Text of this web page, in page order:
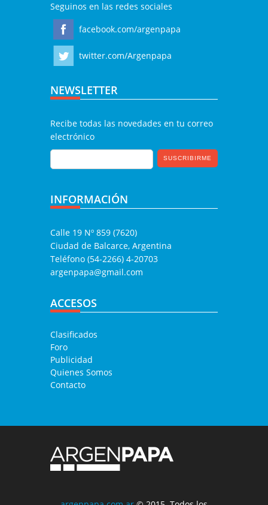
Seguinos en las redes sociales
facebook.com/argenpapa
twitter.com/Argenpapa
NEWSLETTER
Recibe todas las novedades en tu correo
electrónico
INFORMACIÓN
Calle 19 Nº 859 (7620)
Ciudad de Balcarce, Argentina
Teléfono (54-2266) 4-20703
argenpapa@gmail.com
ACCESOS
Clasificados
Foro
Publicidad
Quienes Somos
Contacto